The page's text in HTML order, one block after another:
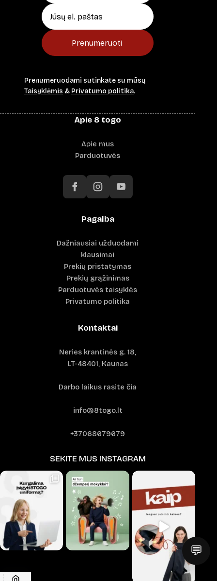
Prenumeruoti
Prenumeruodami sutinkate su mūsų
Taisyklėmis & Privatumo politika.
Apie 8 togo
Apie mus
Parduotuvės
Pagalba
Dažniausiai užduodami
klausimai
Prekių pristatymas
Prekių grąžinimas
Parduotuvės taisyklės
Privatumo politika
Kontaktai
Neries krantinės g. 18,
LT-48401, Kaunas
Darbo laikus rasite čia
info@8togo.lt
+37068679679
SEKITE MUS INSTAGRAM
💬